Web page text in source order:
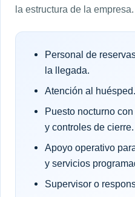
la estructura de la empresa.
Personal de
la llegada.
Atención al huésped.
Puesto nocturno
y controles de cierre.
Apoyo operativo
y servicios
Supervisor o